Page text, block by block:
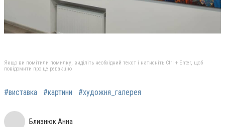
Якщо ви помітили помилку, виділіть необхідний текст і натисніть Ctrl + Enter, щоб
повідомити про це редакцію
#виставка #картини #художня_галерея
Близнюк Анна